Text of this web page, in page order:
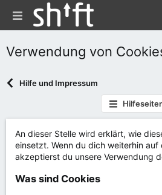
Verwendung von
Hilfe und Impressum
An dieser Stelle wird erklärt, wie
einsetzt. Wenn du dich weiterhin auf
akzeptierst du unsere Verwendung
Was sind Cookies